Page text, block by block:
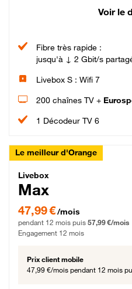
Voir le
Fibre très rapide :
jusqu'à ↓ 2 Gbit/s
Livebox S : Wifi 7
200 chaînes TV +
1 Décodeur TV 6
Le meilleur d'Orange
Livebox Max Fibre
Livebox
Max
47,99 € par mois pendant 12 mois
47,99 €/mois
pendant 12 mois puis 57,99 €/mois
Engagement 12 mois
Prix client mobile
47,99 €/mois pendant 12 mois